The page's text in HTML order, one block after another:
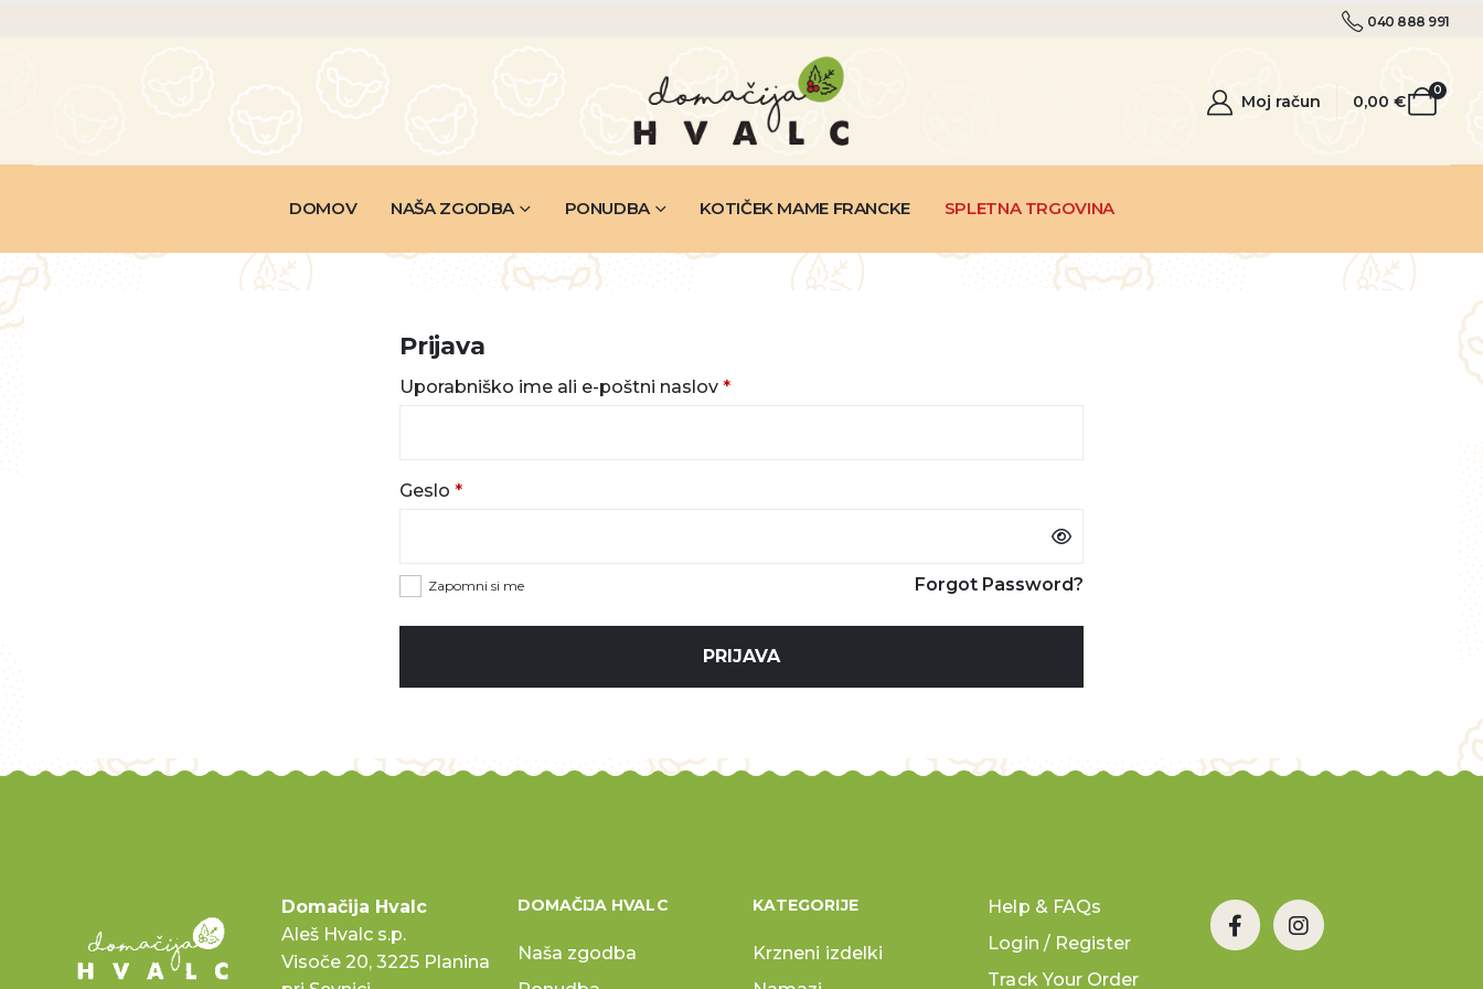
040 888 991
Moj račun
0
0,00 €
DOMOV NAŠA ZGODBA PONUDBA KOTIČEK MAME FRANCKE SPLETNA TRGOVINA
Prijava
Uporabniško ime ali e-poštni naslov *Zahtevano
Geslo *Zahtevano
Zapomni si me Forgot Password?
PRIJAVA
Domačija Hvalc
Aleš Hvalc s.p.
Visoče 20, 3225 Planina
DOMAČIJA HVALC
Naša zgodba
KATEGORIJE
Krzneni izdelki
Help & FAQs
Login / Register
Track Your Order